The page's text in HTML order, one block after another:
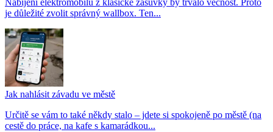
je důležité zvolit správný wallbox. Ten...
Jak nahlásit závadu ve městě
Určitě se vám to také někdy stalo – jdete si spokojeně po městě (na
cestě do práce, na kafe s kamarádkou...